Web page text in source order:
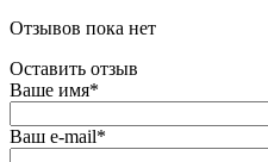
Отзывов пока нет
Оставить отзыв
Ваше имя*
Ваш e-mail*